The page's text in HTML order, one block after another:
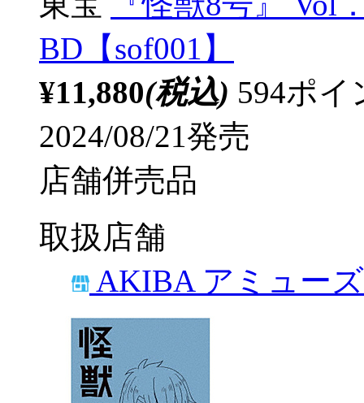
BD【sof001】
¥11,880(税込) 594ポ
2024/08/21発売
店舗併売品
取扱店舗
AKIBA アミュー